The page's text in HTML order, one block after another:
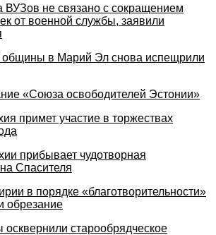
ВУЗов не связано с сокращением
от военной службы, заявили
общины в Марий Эл снова испещрили
«Союза освободителей Эстонии»
примет участие в торжествах
прибывает чудотворная
Спасителя
в порядке «благотворительности»
обрезание
старообрядческое